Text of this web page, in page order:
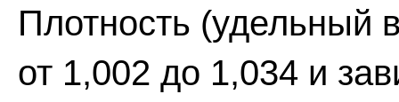
Плотность (удельный
от 1,002 до 1,034 и